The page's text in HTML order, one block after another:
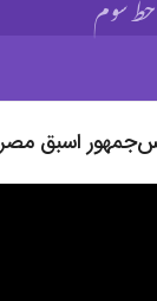
خط سوم
اسبق